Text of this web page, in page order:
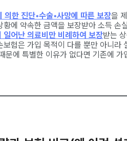
의한 진단•수술•사망에 따른 보장을
황에 약속한 금액을 보장받아 소득 손
일어난 의료비만 비례하여 보장받는
보험은 가입 목적이 다를 뿐만 아니
문에 특별한 이유가 없다면 기존에